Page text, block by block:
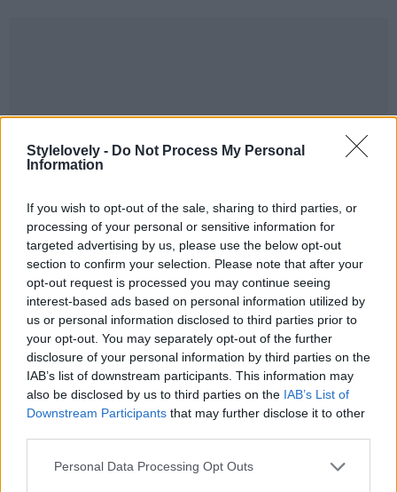
Stylelovely - Do Not Process My Personal
Information
If you wish to opt-out of the sale, sharing to third parties, or
processing of your personal or sensitive information for
targeted advertising by us, please use the below opt-out
section to confirm your selection. Please note that after your
opt-out request is processed you may continue seeing
interest-based ads based on personal information utilized by
us or personal information disclosed to third parties prior to
your opt-out. You may separately opt-out of the further
disclosure of your personal information by third parties on the
IAB’s list of downstream participants. This information may
also be disclosed by us to third parties on the IAB’s List of
Downstream Participants that may further disclose it to other
Personal Data Processing Opt Outs